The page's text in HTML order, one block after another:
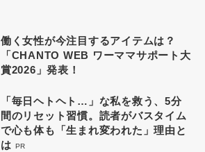
働く女性が今注目するアイテムは？
「CHANTO WEB ワーママサポート大
賞2026」発表！
「毎日ヘトヘト…」な私を救う、5分
間のリセット習慣。読者がバスタイム
で心も体も「生まれ変われた」理由と
は PR